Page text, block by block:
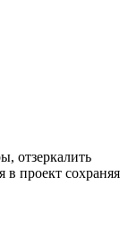
отзеркалить
проект сохраняя